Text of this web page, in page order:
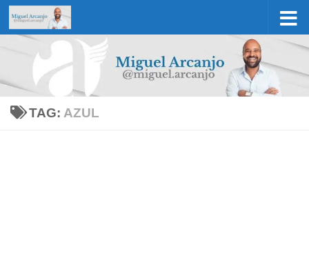
Skip to content
TAG:AZUL